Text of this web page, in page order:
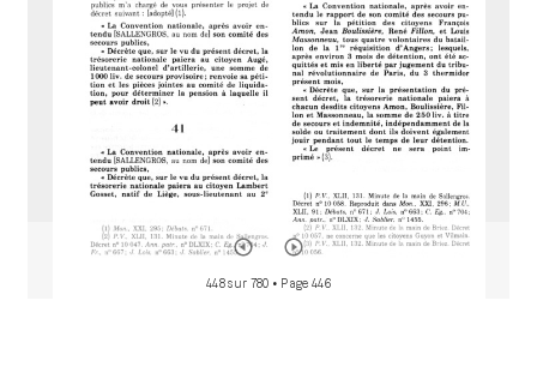
448 sur 780 • Page 446